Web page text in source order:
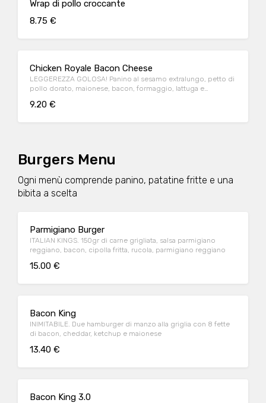
Wrap di pollo croccante
8.75 €
Chicken Royale Bacon Cheese
LEGGEREZZA GOLOSA! Panino al sesamo extralungo, petto di
pollo dorato, maionese, bacon, formaggio, lattuga e
9.20 €
Burgers Menu
Ogni menù comprende panino, patatine fritte e una
bibita a scelta
Parmigiano Burger
ITALIAN KINGS. 150gr di carne grigliata, salsa parmigiano
reggiano, bacon, cipolla fritta, rucola, parmigiano reggiano
15.00 €
Bacon King
INIMITABILE. Due hamburger di manzo alla griglia con 8 fette
di bacon, cheddar, ketchup e maionese
13.40 €
Bacon King 3.0